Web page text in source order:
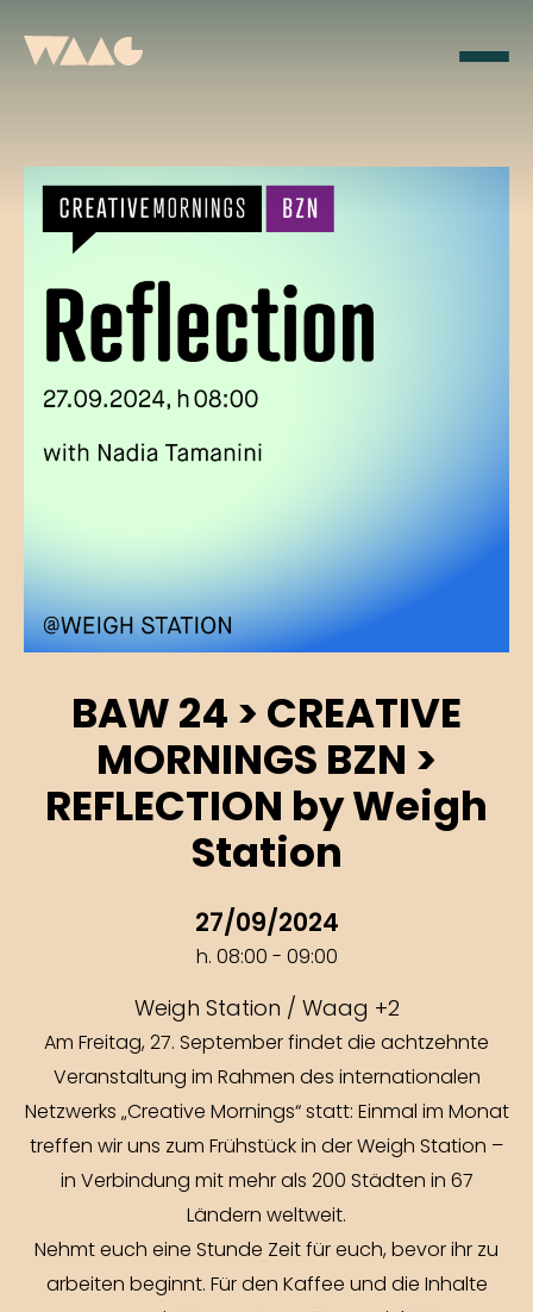
BAW 24 > CREATIVE
MORNINGS BZN >
REFLECTION by Weigh
Station
27/09/2024
h. 08:00 - 09:00
Weigh Station / Waag +2
Am Freitag, 27. September findet die achtzehnte
Veranstaltung im Rahmen des internationalen
Netzwerks „Creative Mornings“ statt: Einmal im Monat
treffen wir uns zum Frühstück in der Weigh Station –
in Verbindung mit mehr als 200 Städten in 67
Ländern weltweit.
Nehmt euch eine Stunde Zeit für euch, bevor ihr zu
arbeiten beginnt. Für den Kaffee und die Inhalte